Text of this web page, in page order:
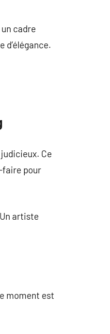
cadre
d’élégance.
Ce
faire pour
artiste
moment est